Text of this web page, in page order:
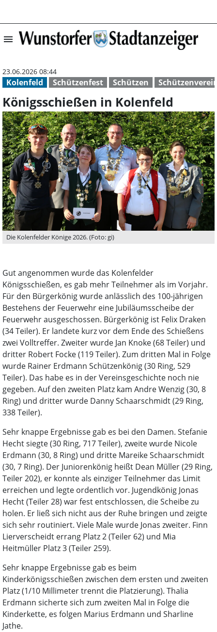
menu
Kolenfeld Schützenfest Schützen
23.06.2026 08:44
Königsschießen in Kolenfeld
Die Kolenfelder Könige 2026. (Foto: gi)
Gut angenommen wurde das Kolenfelder
Königsschießen, es gab mehr Teilnehmer als im Vorjahr.
Für den Bürgerkönig wurde anlässlich des 100-jährigen
Bestehens der Feuerwehr eine Jubiläumsscheibe der
Feuerwehr ausgeschossen. Bürgerkönig ist Felix Draken
(34 Teiler). Er landete kurz vor dem Ende des Schießens
zwei Volltreffer. Zweiter wurde Jan Knoke (68 Teiler) und
dritter Robert Focke (119 Teiler). Zum dritten Mal in Folge
wurde Rainer Erdmann Schützenkönig (30 Ring, 529
Teiler). Das habe es in der Vereinsgeschichte noch nie
gegeben. Auf den zweiten Platz kam Andre Wenzig (30, 8
Ring) und dritter wurde Danny Schaarschmidt (29 Ring,
338 Teiler).
Sehr knappe Ergebnisse gab es bei den Damen. Stefanie
Hecht siegte (30 Ring, 717 Teiler), zweite wurde Nicole
Erdmann (30, 8 Ring) und dritte Mareike Schaarschmidt
(30, 7 Ring). Der Juniorenkönig heißt Dean Müller (29 Ring,
Teiler 202), er konnte als einziger Teilnehmer das Limit
erreichen und legte ordentlich vor. Jugendkönig Jonas
Hecht (Teiler 28) war fest entschlossen, die Scheibe zu
holen. Er ließ sich nicht aus der Ruhe bringen und zeigte
sich sehr routiniert. Viele Male wurde Jonas zweiter. Finn
Lierverscheidt errang Platz 2 (Teiler 62) und Mia
Heitmüller Platz 3 (Teiler 259).
Sehr knappe Ergebnisse gab es beim
Kinderkönigsschießen zwischen dem ersten und zweiten
Platz (1/10 Millimeter trennt die Platzierung). Thalia
Erdmann sicherte sich zum zweiten Mal in Folge die
Kinderkette, es folgen Marius Erdmann und Sharline
Jathe.